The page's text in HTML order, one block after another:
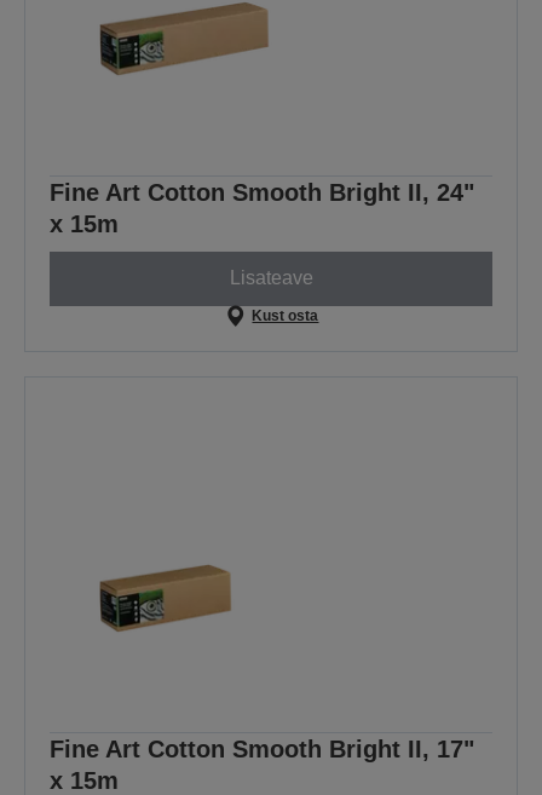
Fine Art Cotton Smooth Bright II, 24"
x 15m
Lisateave
Kust osta
Fine Art Cotton Smooth Bright II, 17"
x 15m